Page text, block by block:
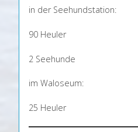
in der Seehundstation:
90 Heuler
2 Seehunde
im Waloseum:
25 Heuler